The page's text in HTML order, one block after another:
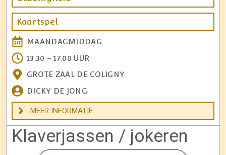
Kaartspel
MAANDAGMIDDAG
13.30 – 17.00 UUR
GROTE ZAAL DE COLIGNY
DICKY DE JONG
MEER INFORMATIE
Klaverjassen / jokeren